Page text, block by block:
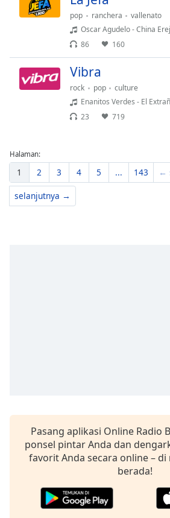
pop ranchera
vallenato
Oscar Agudelo - China
86
160
Vibra
rock pop
culture
Enanitos Verdes - El Extraño De
23
719
Halaman:
1 2 3 4 5 ... 143 ←
selanjutnya →
Pasang aplikasi Online Radio
ponsel pintar Anda dan
favorit Anda secara online – di
berada!